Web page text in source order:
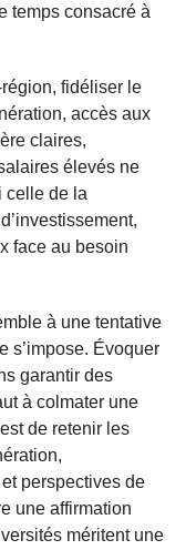
temps consacré à
fidéliser le
accès aux
claires,
élevés ne
celle de la
face au besoin
à une tentative
s’impose. Évoquer
garantir des
à colmater une
de retenir les
perspectives de
une affirmation
méritent une